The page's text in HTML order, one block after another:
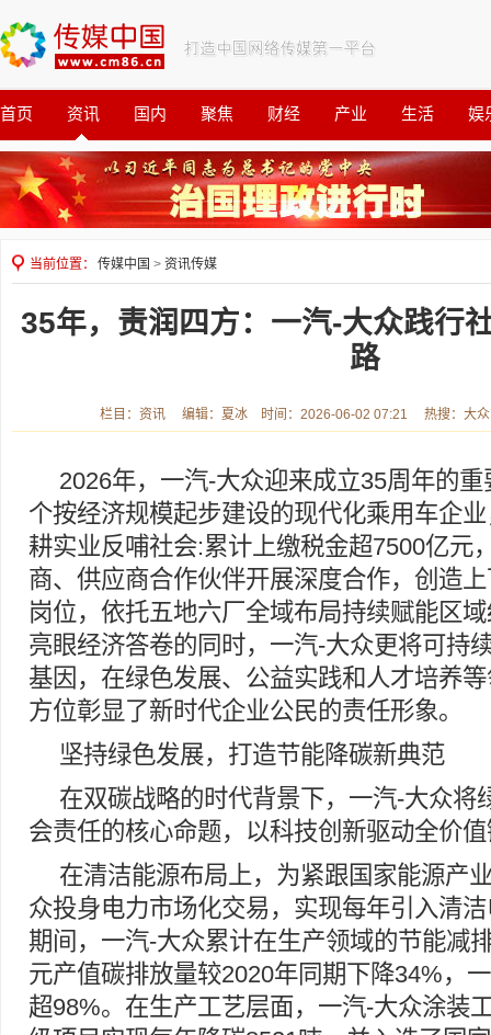
首页 资讯 国内 聚焦 财经 产业 生活 娱
观察 公益
当前位置： 传媒中国 > 资讯传媒
35年，责润四方：一汽-大众践行
路
栏目：资讯 编辑：夏冰 时间：2026-06-02 07:21 热搜：大
2026年，一汽-大众迎来成立35周年的
个按经济规模起步建设的现代化乘用车企
耕实业反哺社会:累计上缴税金超7500亿元
商、供应商合作伙伴开展深度合作，创造
岗位，依托五地六厂全域布局持续赋能区
亮眼经济答卷的同时，一汽-大众更将可持
基因，在绿色发展、公益实践和人才培养
方位彰显了新时代企业公民的责任形象。
坚持绿色发展，打造节能降碳新典范
在双碳战略的时代背景下，一汽-大众将
会责任的核心命题，以科技创新驱动全价
在清洁能源布局上，为紧跟国家能源产
众投身电力市场化交易，实现每年引入清
期间，一汽-大众累计在生产领域的节能减
元产值碳排放量较2020年同期下降34%，
超98%。在生产工艺层面，一汽-大众涂装